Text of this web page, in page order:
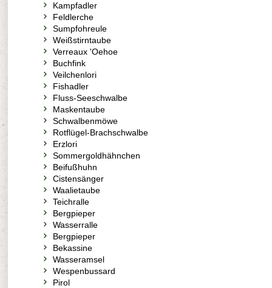
Kampfadler
Feldlerche
Sumpfohreule
Weißstirntaube
Verreaux 'Oehoe
Buchfink
Veilchenlori
Fishadler
Fluss-Seeschwalbe
Maskentaube
Schwalbenmöwe
Rotflügel-Brachschwalbe
Erzlori
Sommergoldhähnchen
Beifußhuhn
Cistensänger
Waalietaube
Teichralle
Bergpieper
Wasserralle
Bergpieper
Bekassine
Wasseramsel
Wespenbussard
Pirol